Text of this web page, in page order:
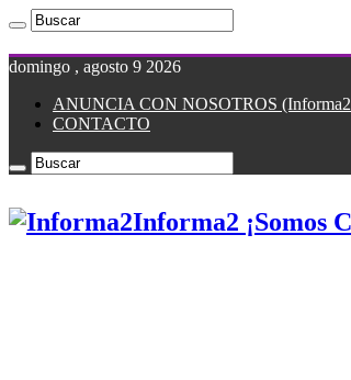
domingo , agosto 9 2026
ANUNCIA CON NOSOTROS
CONTACTO
Informa2 ¡Somos